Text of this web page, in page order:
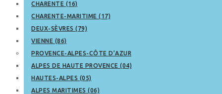
CHARENTE (16)
CHARENTE-MARITIME (17)
DEUX-SÈVRES (79)
VIENNE (86)
PROVENCE-ALPES-CÔTE D’AZUR
ALPES DE HAUTE PROVENCE (04)
HAUTES-ALPES (05)
ALPES MARITIMES (06)